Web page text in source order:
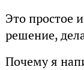
Это простое
решение,
Почему я